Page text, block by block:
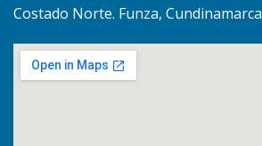
Costado Norte. Funza, Cundinamarca